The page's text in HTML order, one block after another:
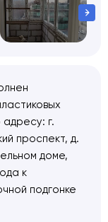
г.
проспект, д.
доме,
к
подгонке